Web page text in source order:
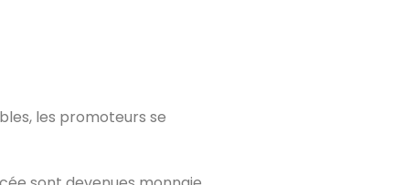
les promoteurs se